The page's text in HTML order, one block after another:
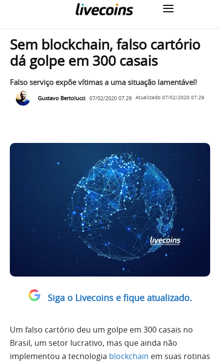
Sem blockchain, falso cartório
dá golpe em 300 casais
Falso serviço expõe vítimas a uma situação lamentável!
Gustavo Bertolucci 07/02/2020 07:29 Atualizado 07/02/2020 07:29
Siga o Livecoins e fique atualizado.
Um falso cartório deu um golpe em 300 casais no
Brasil, um setor lucrativo, mas que ainda não
implementou a tecnologia blockchain em suas rotinas